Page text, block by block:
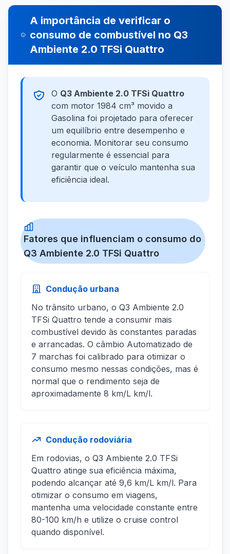
A importância de verificar o
consumo de combustível no Q3
Ambiente 2.0 TFSi Quattro
O Q3 Ambiente 2.0 TFSi Quattro
com motor 1984 cm³ movido a
Gasolina foi projetado para oferecer
um equilíbrio entre desempenho e
economia. Monitorar seu consumo
regularmente é essencial para
garantir que o veículo mantenha sua
eficiência ideal.
Fatores que influenciam o consumo do
Q3 Ambiente 2.0 TFSi Quattro
Condução urbana
No trânsito urbano, o Q3 Ambiente 2.0
TFSi Quattro tende a consumir mais
combustível devido às constantes paradas
e arrancadas. O câmbio Automatizado de
7 marchas foi calibrado para otimizar o
consumo mesmo nessas condições, mas é
normal que o rendimento seja de
aproximadamente 8 km/L km/l.
Condução rodoviária
Em rodovias, o Q3 Ambiente 2.0 TFSi
Quattro atinge sua eficiência máxima,
podendo alcançar até 9,6 km/L km/l. Para
otimizar o consumo em viagens,
mantenha uma velocidade constante entre
80-100 km/h e utilize o cruise control
quando disponível.